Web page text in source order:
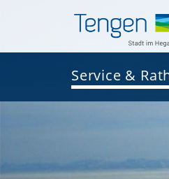
Service &